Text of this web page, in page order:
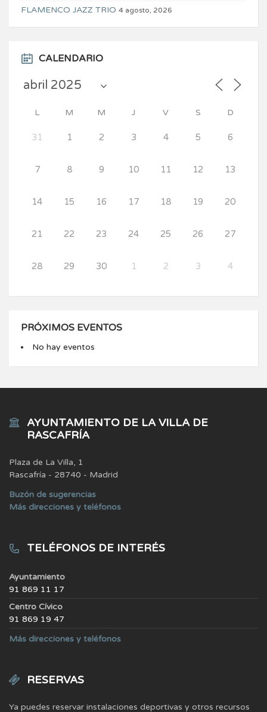
FLAMENCO JAZZ TRIO 4 agosto, 2026
CALENDARIO
L M M J V S D
31 1 2 3 4 5 6
7 8 9 10 11 12 13
14 15 16 17 18 19 20
21 22 23 24 25 26 27
28 29 30 1 2 3 4
PRÓXIMOS EVENTOS
No hay eventos
AYUNTAMIENTO DE LA VILLA DE
RASCAFRÍA
Plaza de La Villa, 1
Rascafría - 28740 - Madrid
Buzón de sugerencias
Más direcciones y teléfonos
TELÉFONOS DE INTERÉS
Ayuntamiento
91 869 11 17
Centro Cívico
91 869 19 47
Más direcciones y teléfonos
RESERVAS
Ya puedes reservar instalaciones deportivas y otros recursos